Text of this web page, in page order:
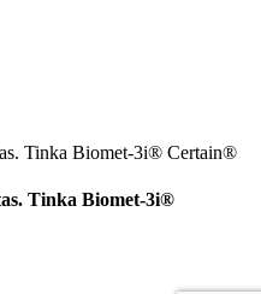
Tinka Biomet-3i®